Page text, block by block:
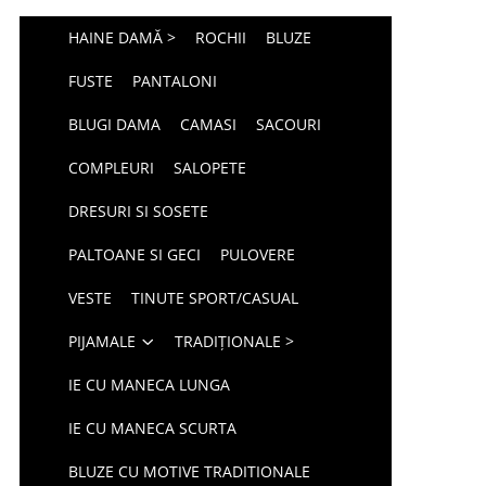
HAINE DAMĂ > ROCHII BLUZE
FUSTE PANTALONI
BLUGI DAMA CAMASI SACOURI
COMPLEURI SALOPETE
DRESURI SI SOSETE
PALTOANE SI GECI PULOVERE
VESTE TINUTE SPORT/CASUAL
PIJAMALE TRADIȚIONALE >
IE CU MANECA LUNGA
IE CU MANECA SCURTA
BLUZE CU MOTIVE TRADITIONALE